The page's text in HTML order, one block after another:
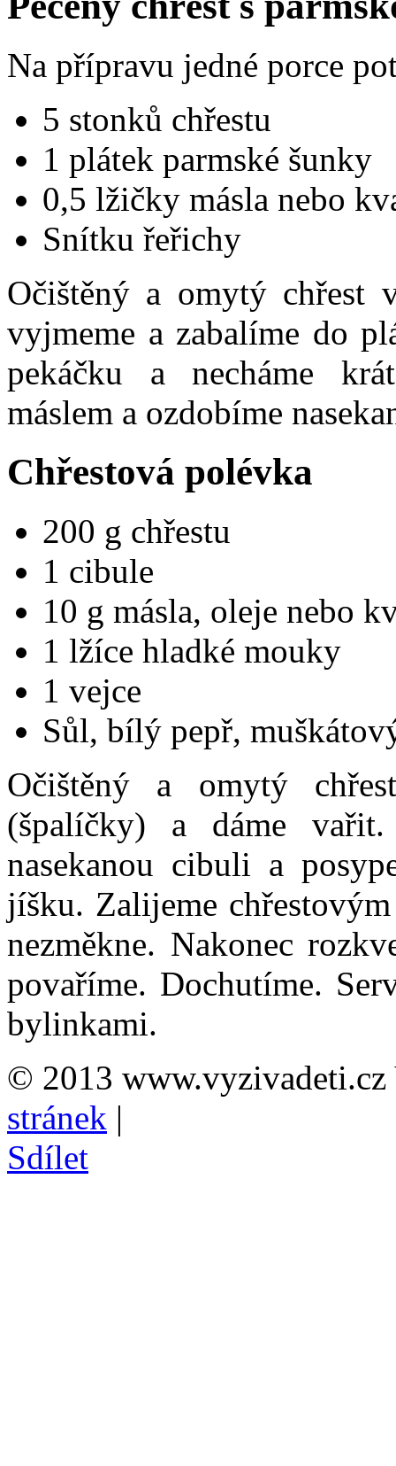
Na přípravu jedné porce
5 stonků chřestu
1 plátek parmské šunky
0,5 lžičky másla nebo
Snítku řeřichy
Očištěný a omytý chřest
vyjmeme a zabalíme do
pekáčku a necháme
máslem a ozdobíme
Chřestová polévka
200 g chřestu
1 cibule
10 g másla, oleje nebo
1 lžíce hladké mouky
1 vejce
Sůl, bílý pepř,
Očištěný a omytý
(špalíčky) a dáme vařit.
nasekanou cibuli a
jíšku. Zalijeme
nezměkne. Nakonec
povaříme. Dochutíme.
bylinkami.
© 2013 www.vyzivadeti.cz
stránek |
Sdílet